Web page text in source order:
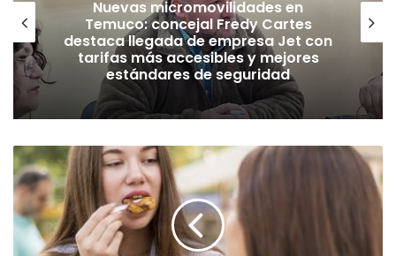
Nuevas micromovilidades en
Temuco: concejal Fredy Cartes
destaca llegada de empresa Jet con
tarifas más accesibles y mejores
estándares de seguridad
M
á
s
d
e
u